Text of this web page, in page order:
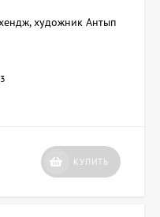
художник Антып
КУПИТЬ